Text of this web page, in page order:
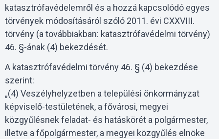
katasztrófavédelemről és a hozzá kapcsolódó egyes
törvények módosításáról szóló 2011. évi CXXVIII.
törvény (a továbbiakban: katasztrófavédelmi törvény)
46. §-ának (4) bekezdését.
A katasztrófavédelmi törvény 46. § (4) bekezdése
szerint:
„(4) Veszélyhelyzetben a települési önkormányzat
képviselő-testületének, a fővárosi, megyei
közgyűlésnek feladat- és hatáskörét a polgármester,
illetve a főpolgármester, a megyei közgyűlés elnöke